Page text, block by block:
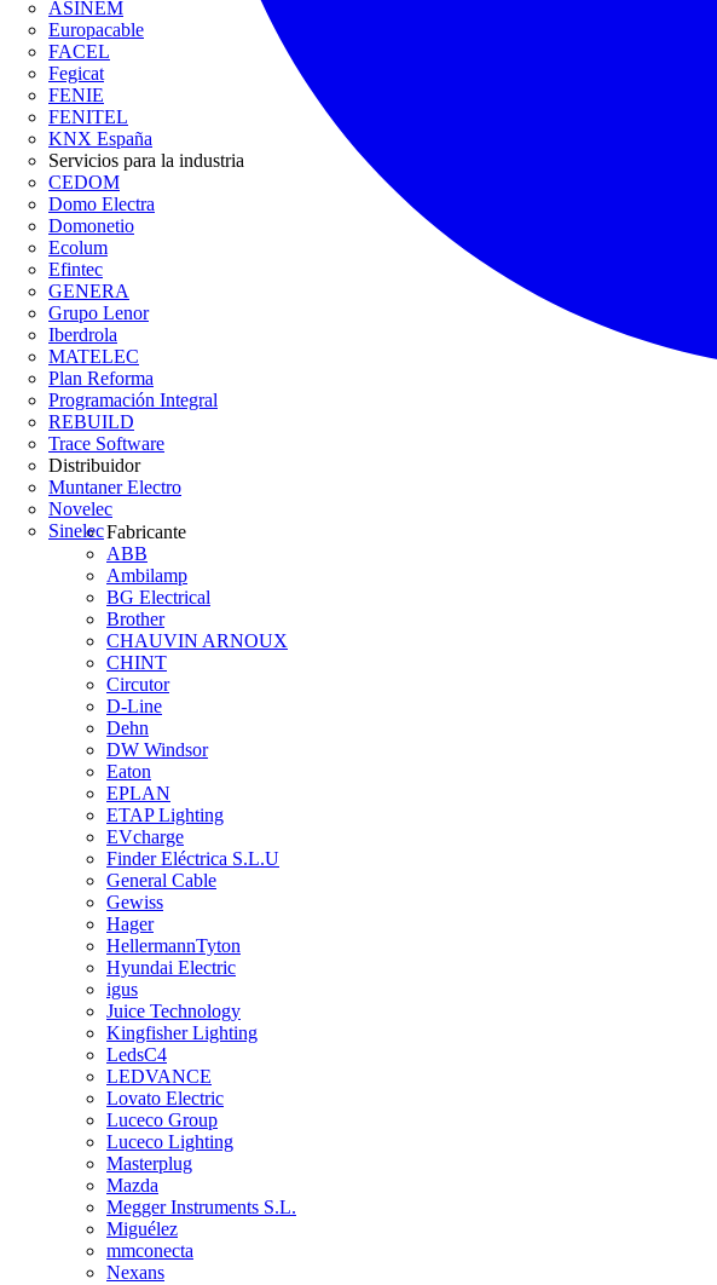
ASINEM
Europacable
FACEL
Fegicat
FENIE
FENITEL
KNX España
Servicios para la industria
CEDOM
Domo Electra
Domonetio
Ecolum
Efintec
GENERA
Grupo Lenor
Iberdrola
MATELEC
Plan Reforma
Programación Integral
REBUILD
Trace Software
Distribuidor
Muntaner Electro
Novelec
SinelecFabricante
ABB
Ambilamp
BG Electrical
Brother
CHAUVIN ARNOUX
CHINT
Circutor
D-Line
Dehn
DW Windsor
Eaton
EPLAN
ETAP Lighting
EVcharge
Finder Eléctrica S.L.U
General Cable
Gewiss
Hager
HellermannTyton
Hyundai Electric
igus
Juice Technology
Kingfisher Lighting
LedsC4
LEDVANCE
Lovato Electric
Luceco Group
Luceco Lighting
Masterplug
Mazda
Megger Instruments S.L.
Miguélez
mmconecta
Nexans